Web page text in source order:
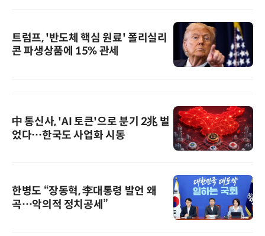
트럼프, '반도체 핵심 원료' 폴리실리
콘 파생상품에 15% 관세
中 통신사, 'AI 토큰'으로 분기 2兆 벌
었다…한국도 사업화 시동
한병도 “장동혁, 李대통령 발언 왜
곡…악의적 정치공세”